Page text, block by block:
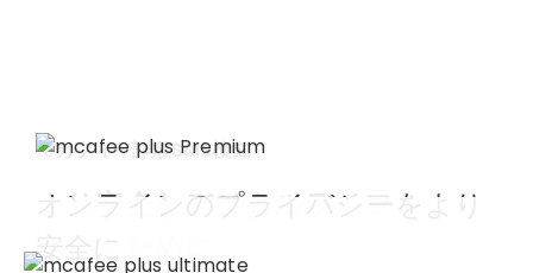
よりスマートな保護対策
マカフィー詐欺SMS検知
より安全なデジタルライフを
楽しむために
オンラインのプライバシーをより
安全に​